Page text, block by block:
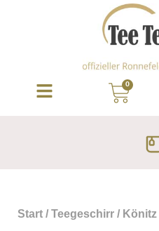
0
Start / Teegeschirr / Könitz